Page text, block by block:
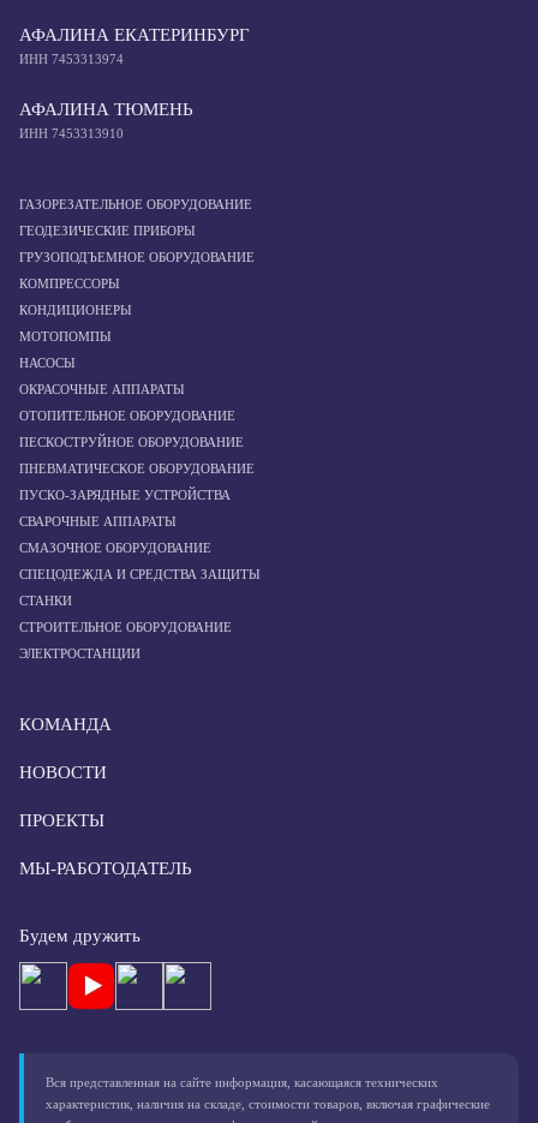
АФАЛИНА ЕКАТЕРИНБУРГ
ИНН 7453313974
АФАЛИНА ТЮМЕНЬ
ИНН 7453313910
ГАЗОРЕЗАТЕЛЬНОЕ ОБОРУДОВАНИЕ
ГЕОДЕЗИЧЕСКИЕ ПРИБОРЫ
ГРУЗОПОДЪЕМНОЕ ОБОРУДОВАНИЕ
КОМПРЕССОРЫ
КОНДИЦИОНЕРЫ
МОТОПОМПЫ
НАСОСЫ
ОКРАСОЧНЫЕ АППАРАТЫ
ОТОПИТЕЛЬНОЕ ОБОРУДОВАНИЕ
ПЕСКОСТРУЙНОЕ ОБОРУДОВАНИЕ
ПНЕВМАТИЧЕСКОЕ ОБОРУДОВАНИЕ
ПУСКО-ЗАРЯДНЫЕ УСТРОЙСТВА
СВАРОЧНЫЕ АППАРАТЫ
СМАЗОЧНОЕ ОБОРУДОВАНИЕ
СПЕЦОДЕЖДА И СРЕДСТВА ЗАЩИТЫ
СТАНКИ
СТРОИТЕЛЬНОЕ ОБОРУДОВАНИЕ
ЭЛЕКТРОСТАНЦИИ
КОМАНДА
НОВОСТИ
ПРОЕКТЫ
МЫ-РАБОТОДАТЕЛЬ
Будем дружить
Вся представленная на сайте информация, касающаяся технических
характеристик, наличия на складе, стоимости товаров, включая графические